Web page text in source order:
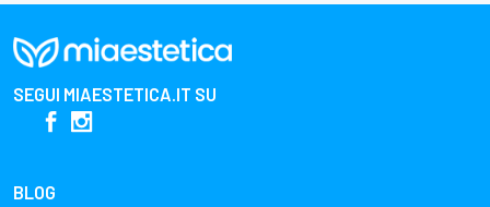
SEGUI MIAESTETICA.IT SU
BLOG